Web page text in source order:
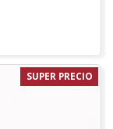
SUPER PRECIO